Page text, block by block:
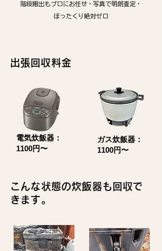
階段搬出もプロにお任せ・写真で明朗査定・
ぼったくり絶対ゼロ
​出張回収料金
電気炊飯器：
1100円〜
ガス炊飯器：
1100円〜
こんな状態の炊飯器も回収で
きます。